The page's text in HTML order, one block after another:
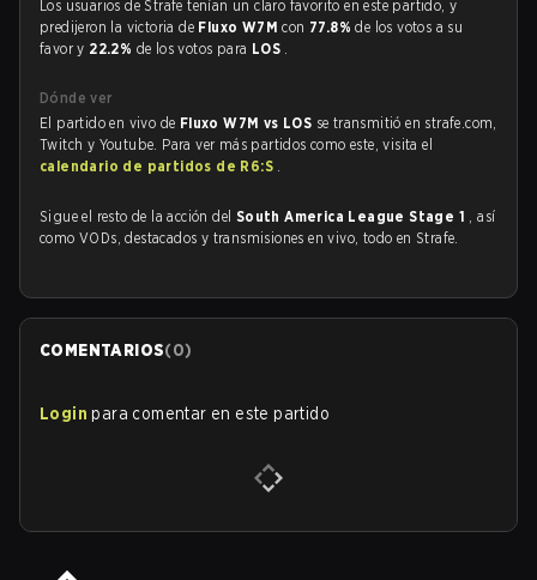
Los usuarios de Strafe tenían un claro favorito en este partido, y
predijeron la victoria de Fluxo W7Mcon 77.8%de los votos a su
favor y 22.2% de los votos para LOS .
Dónde ver
El partido en vivo de Fluxo W7M vs LOS se transmitió en strafe.com,
Twitch y Youtube. Para ver más partidos como este, visita el
calendario de partidos de R6:S .
Sigue el resto de la acción del South America League Stage 1 , así
como VODs, destacados y transmisiones en vivo, todo en Strafe.
COMENTARIOS(0)
Login para comentar en este partido